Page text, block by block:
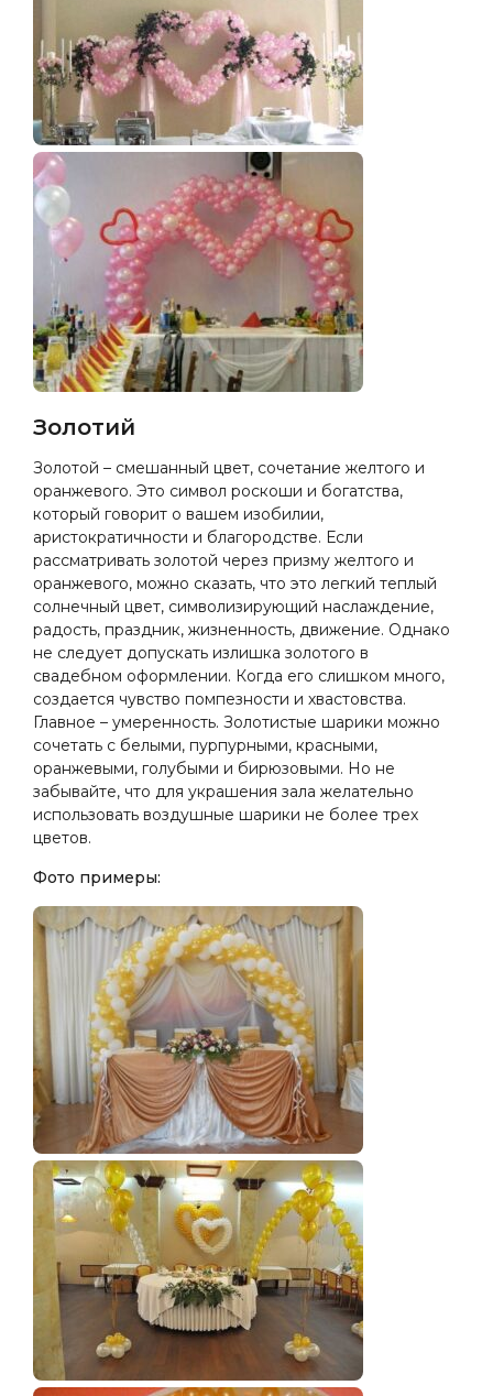
Золотий
Золотой – смешанный цвет, сочетание желтого и
оранжевого. Это символ роскоши и богатства,
который говорит о вашем изобилии,
аристократичности и благородстве. Если
рассматривать золотой через призму желтого и
оранжевого, можно сказать, что это легкий теплый
солнечный цвет, символизирующий наслаждение,
радость, праздник, жизненность, движение. Однако
не следует допускать излишка золотого в
свадебном оформлении. Когда его слишком много,
создается чувство помпезности и хвастовства.
Главное – умеренность. Золотистые шарики можно
сочетать с белыми, пурпурными, красными,
оранжевыми, голубыми и бирюзовыми. Но не
забывайте, что для украшения зала желательно
использовать воздушные шарики не более трех
цветов.
Фото примеры: